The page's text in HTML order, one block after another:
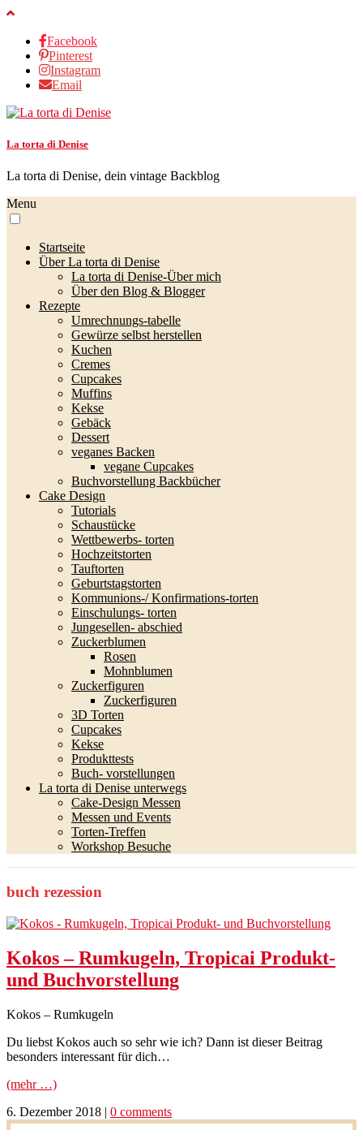
Facebook
Pinterest
Instagram
Email
La torta di Denise
La torta di Denise, dein vintage Backblog
Menu
Startseite
Über La torta di Denise
La torta di Denise-Über mich
Über den Blog & Blogger
Rezepte
Umrechnungs-tabelle
Gewürze selbst herstellen
Kuchen
Cremes
Cupcakes
Muffins
Kekse
Gebäck
Dessert
veganes Backen
vegane Cupcakes
Buchvorstellung Backbücher
Cake Design
Tutorials
Schaustücke
Wettbewerbs- torten
Hochzeitstorten
Tauftorten
Geburtstagstorten
Kommunions-/ Konfirmations-torten
Einschulungs- torten
Jungesellen- abschied
Zuckerblumen
Rosen
Mohnblumen
Zuckerfiguren
Zuckerfiguren
3D Torten
Cupcakes
Kekse
Produkttests
Buch- vorstellungen
La torta di Denise unterwegs
Cake-Design Messen
Messen und Events
Torten-Treffen
Workshop Besuche
buch rezession
Kokos – Rumkugeln, Tropicai Produkt-
und Buchvorstellung
Kokos – Rumkugeln
Du liebst Kokos auch so sehr wie ich? Dann ist dieser Beitrag
besonders interessant für dich…
(mehr …)
6. Dezember 2018 | 0 comments